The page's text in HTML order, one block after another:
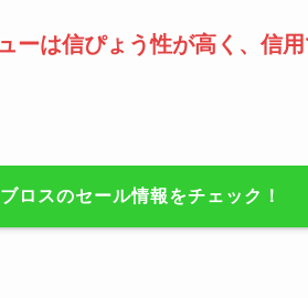
ーは信ぴょう性が高く、信用
ロスのセール情報をチェック！